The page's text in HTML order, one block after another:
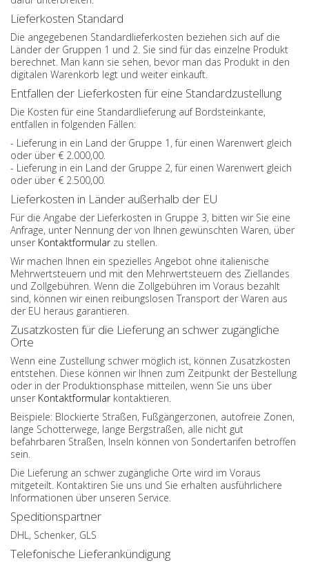
Lieferkosten Standard
Die angegebenen Standardlieferkosten beziehen sich auf die
Länder der Gruppen 1 und 2. Sie sind für das einzelne Produkt
berechnet. Man kann sie sehen, bevor man das Produkt in den
digitalen Warenkorb legt und weiter einkauft.
Entfallen der Lieferkosten für eine Standardzustellung
Die Kosten für eine Standardlieferung auf Bordsteinkante,
entfallen in folgenden Fällen:
- Lieferung in ein Land der Gruppe 1, für einen Warenwert gleich
oder über € 2.000,00.
- Lieferung in ein Land der Gruppe 2, für einen Warenwert gleich
oder über € 2.500,00.
Lieferkosten in Länder außerhalb der EU
Für die Angabe der Lieferkosten in Gruppe 3, bitten wir Sie eine
Anfrage, unter Nennung der von Ihnen gewünschten Waren, über
unser Kontaktformularzu stellen.
Wir machen Ihnen ein spezielles Angebot ohne italienische
Mehrwertsteuern und mit den Mehrwertsteuern des Ziellandes
und Zollgebühren. Wenn die Zollgebühren im Voraus bezahlt
sind, können wir einen reibungslosen Transport der Waren aus
der EU heraus garantieren.
Zusatzkosten für die Lieferung an schwer zugängliche
Orte
Wenn eine Zustellung schwer möglich ist, können Zusatzkosten
entstehen. Diese können wir Ihnen zum Zeitpunkt der Bestellung
oder in der Produktionsphase mitteilen, wenn Sie uns über
unser Kontaktformularkontaktieren.
Beispiele: Blockierte Straßen, Fußgängerzonen, autofreie Zonen,
lange Schotterwege, lange Bergstraßen, alle nicht gut
befahrbaren Straßen, Inseln können von Sondertarifen betroffen
sein.
Die Lieferung an schwer zugängliche Orte wird im Voraus
mitgeteilt. Kontaktiren Sie uns und Sie erhalten ausführlichere
Informationen über unseren Service.
Speditionspartner
DHL, Schenker, GLS
Telefonische Lieferankündigung